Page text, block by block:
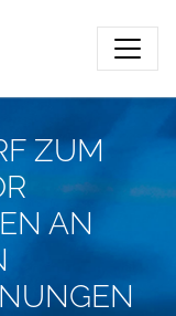
ZUM
AN